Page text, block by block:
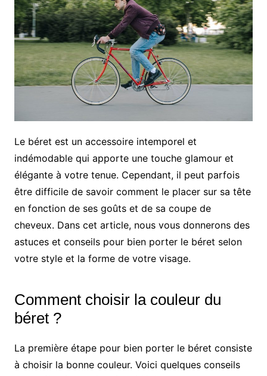
Le béret est un accessoire intemporel et
indémodable qui apporte une touche glamour et
élégante à votre tenue. Cependant, il peut parfois
être difficile de savoir comment le placer sur sa tête
en fonction de ses goûts et de sa coupe de
cheveux. Dans cet article, nous vous donnerons des
astuces et conseils pour bien porter le béret selon
votre style et la forme de votre visage.
Comment choisir la couleur du
béret ?
La première étape pour bien porter le béret consiste
à choisir la bonne couleur. Voici quelques conseils